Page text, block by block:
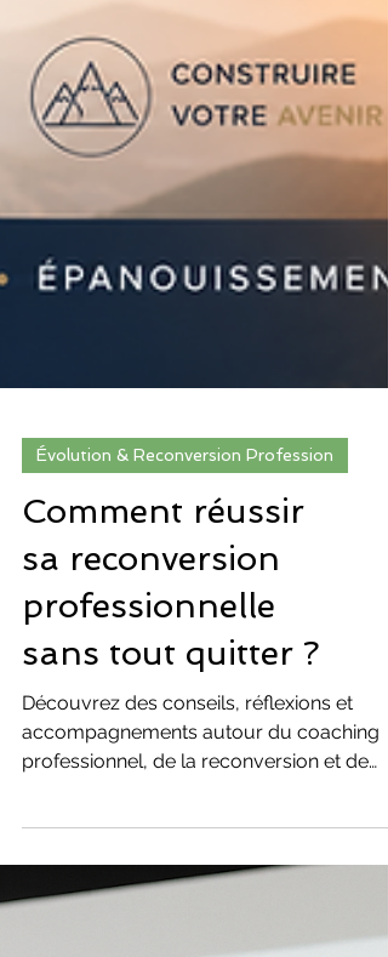
Évolution & Reconversion Profession
professionnelle
sans tout quitter ?